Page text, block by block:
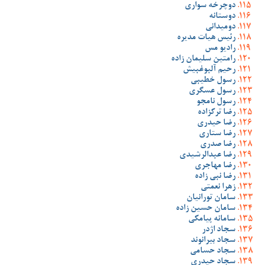
دوچرخه سواری
دوستانه
دومیدانی
رئیس هیات مدیره
رادیو مس
رامتین سلیمان زاده
رحیم آلبوغبیش
رسول خطیبی
رسول عسگری
رسول نامجو
رضا ترکزاده
رضا حیدری
رضا ستاری
رضا صدری
رضا عبدالرشیدی
رضا مهاجری
رضا نبی زاده
زهرا نعمتی
سامان تورانیان
سامان حسین زاده
سامانه پیامکی
سجاد اژدر
سجاد بیرانوند
سجاد حسامی
سجاد حیدری